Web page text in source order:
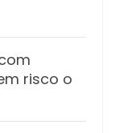
risco o